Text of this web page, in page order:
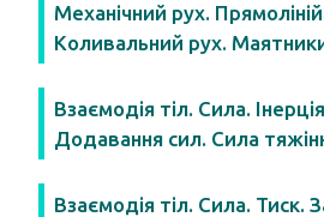
Механічний рух.
Коливальний рух.
Взаємодія тіл. Сила.
Додавання сил. Сила
Взаємодія тіл. Сила. Тиск.